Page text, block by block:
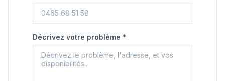
Décrivez votre problème *